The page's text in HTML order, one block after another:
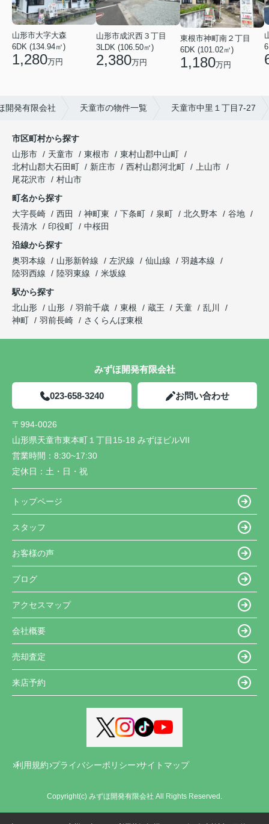
山形市大字大森
6DK (134.94㎡)
1,280万円
山形市成沢西３丁目
3LDK (106.50㎡)
2,380万円
東根市神町南２丁目
6DK (101.02㎡)
1,180万円
開発有限会社 天童市の物件一覧 天童市中里１丁目7-27
市区町村から探す
山形市
天童市 東根市
東村山郡中山町
北村山郡大石田町
新庄市 西村山郡河北町
上山市
尾花沢市
村山市
町名から探す
大字長崎
西田 神町東 下条町 泉町 北久野本
谷地
長清水
印役町
中桜田
沿線から探す
奥羽本線
山形新幹線 左沢線 仙山線
羽越本線
陸羽西線
陸羽東線
米坂線
駅から探す
北山形
山形 羽前千歳 東根 蔵王 天童
乱川
神町
羽前長崎 さくらんぼ東根
みずほ開発有限会社
023-658-3240 お問い合わせ
〒994-0026
山形県天童市東本町１丁目15-18 みずほビルVII
営業時間： 8:30~17:30
定休日： 土・日・祝
トップページ
スタッフ
お客様の声
ブログ
アクセスマップ
会社概要
売却査定
来店予約
利用規約 プライバシーポリシー サイトマップ
Copyright(c) みずほ開発有限会社 All Rights Reserved.